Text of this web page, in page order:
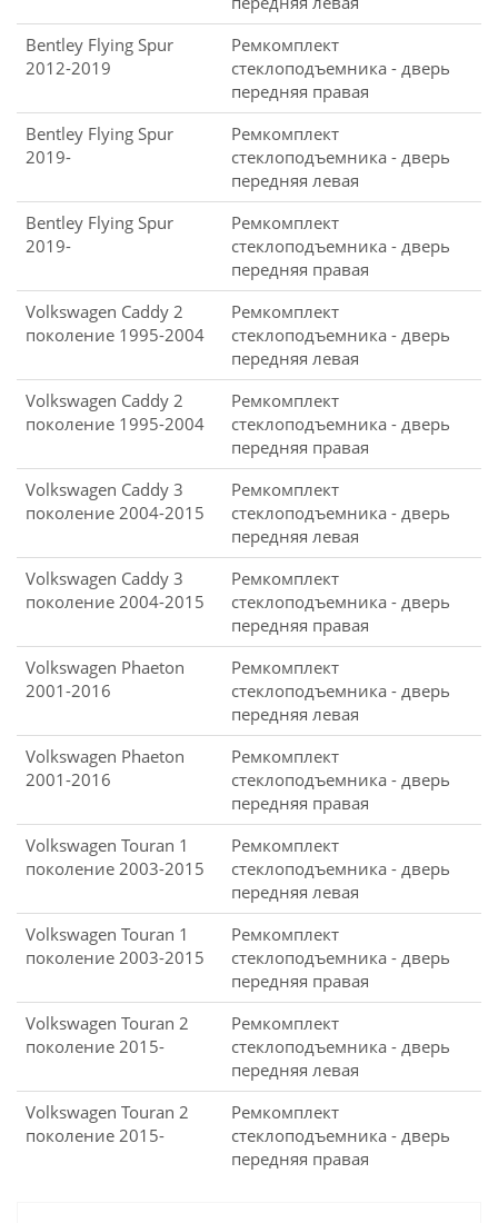
Bentley Flying Spur
2012-2019
Ремкомплект
стеклоподъемника - дверь
передняя правая
Bentley Flying Spur
2019-
Ремкомплект
стеклоподъемника - дверь
передняя левая
Bentley Flying Spur
2019-
Ремкомплект
стеклоподъемника - дверь
передняя правая
Volkswagen Caddy 2
поколение 1995-2004
Ремкомплект
стеклоподъемника - дверь
передняя левая
Volkswagen Caddy 2
поколение 1995-2004
Ремкомплект
стеклоподъемника - дверь
передняя правая
Volkswagen Caddy 3
поколение 2004-2015
Ремкомплект
стеклоподъемника - дверь
передняя левая
Volkswagen Caddy 3
поколение 2004-2015
Ремкомплект
стеклоподъемника - дверь
передняя правая
Volkswagen Phaeton
2001-2016
Ремкомплект
стеклоподъемника - дверь
передняя левая
Volkswagen Phaeton
2001-2016
Ремкомплект
стеклоподъемника - дверь
передняя правая
Volkswagen Touran 1
поколение 2003-2015
Ремкомплект
стеклоподъемника - дверь
передняя левая
Volkswagen Touran 1
поколение 2003-2015
Ремкомплект
стеклоподъемника - дверь
передняя правая
Volkswagen Touran 2
поколение 2015-
Ремкомплект
стеклоподъемника - дверь
передняя левая
Volkswagen Touran 2
поколение 2015-
Ремкомплект
стеклоподъемника - дверь
передняя правая